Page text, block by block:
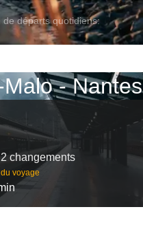
de départs quotidiens:
- Nantes
changements
voyage